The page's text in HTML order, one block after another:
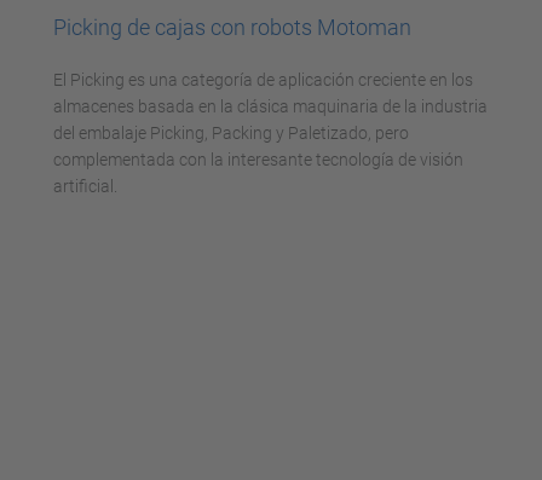
Management Platform
Picking de cajas con robots Motoman
El Picking es una categoría de aplicación creciente en los
almacenes basada en la clásica maquinaria de la industria
del embalaje Picking, Packing y Paletizado, pero
complementada con la interesante tecnología de visión
artificial.